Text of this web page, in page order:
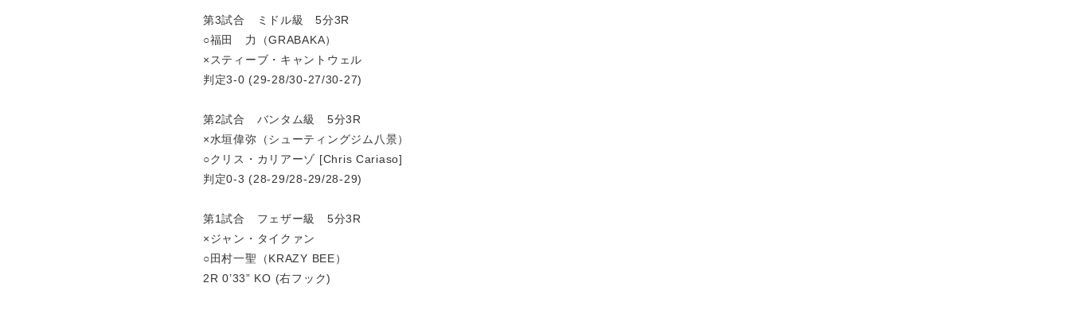
第3試合 ミドル級 5分3R
○福田 力（GRABAKA）
×スティーブ・キャントウェル
判定3-0 (29-28/30-27/30-27)
第2試合 バンタム級 5分3R
×水垣偉弥（シューティングジム八景）
○クリス・カリアーゾ [Chris Cariaso]
判定0-3 (28-29/28-29/28-29)
第1試合 フェザー級 5分3R
×ジャン・タイクァン
○田村一聖（KRAZY BEE）
2R 0’33” KO (右フック)